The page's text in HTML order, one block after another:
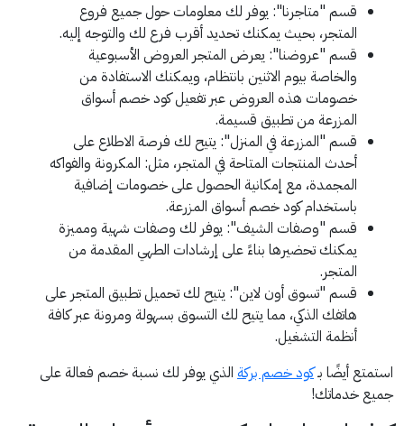
قسم "متاجرنا": يوفر لك معلومات حول جميع فروع
المتجر، بحيث يمكنك تحديد أقرب فرع لك والتوجه إليه.
قسم "عروضنا": يعرض المتجر العروض الأسبوعية
والخاصة بيوم الاثنين بانتظام، ويمكنك الاستفادة من
خصومات هذه العروض عبر تفعيل كود خصم أسواق
المزرعة من تطبيق قسيمة.
قسم "المزرعة في المنزل": يتيح لك فرصة الاطلاع على
أحدث المنتجات المتاحة في المتجر، مثل: المكرونة والفواكه
المجمدة، مع إمكانية الحصول على خصومات إضافية
باستخدام كود خصم أسواق المزرعة.
قسم "وصفات الشيف": يوفر لك وصفات شهية ومميزة
يمكنك تحضيرها بناءً على إرشادات الطهي المقدمة من
المتجر.
قسم "تسوق أون لاين": يتيح لك تحميل تطبيق المتجر على
هاتفك الذكي، مما يتيح لك التسوق بسهولة ومرونة عبر كافة
أنظمة التشغيل.
استمتع أيضًا بـكود خصم بركة الذي يوفر لك نسبة خصم فعالة على
جميع خدماتك!